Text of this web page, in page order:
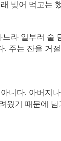
빚어 먹고는
느라 일부러 술
. 주는 잔을 거
니다. 아버지
웠기 때문에